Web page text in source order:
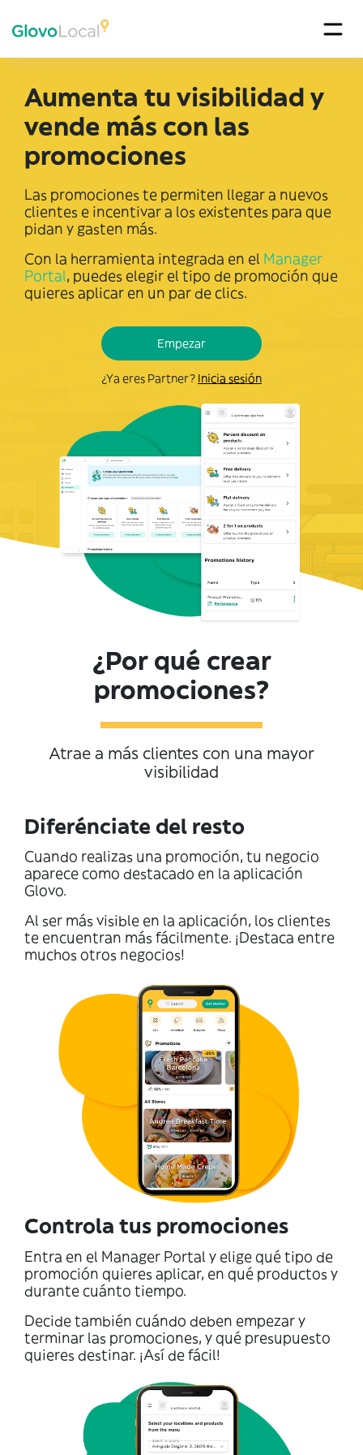
Aumenta tu visibilidad y
vende más con las
promociones
Las promociones te permiten llegar a nuevos
clientes e incentivar a los existentes para que
pidan y gasten más.
Con la herramienta integrada en el Manager
Portal, puedes elegir el tipo de promoción que
quieres aplicar en un par de clics.
Empezar
¿Ya eres Partner? Inicia sesión
¿Por qué crear
promociones?
Atrae a más clientes con una mayor
visibilidad
Diferénciate del resto
Cuando realizas una promoción, tu negocio
aparece como destacado en la aplicación
Glovo.
Al ser más visible en la aplicación, los clientes
te encuentran más fácilmente. ¡Destaca entre
muchos otros negocios!
Controla tus promociones
Entra en el Manager Portal y elige qué tipo de
promoción quieres aplicar, en qué productos y
durante cuánto tiempo.
Decide también cuándo deben empezar y
terminar las promociones, y qué presupuesto
quieres destinar. ¡Así de fácil!